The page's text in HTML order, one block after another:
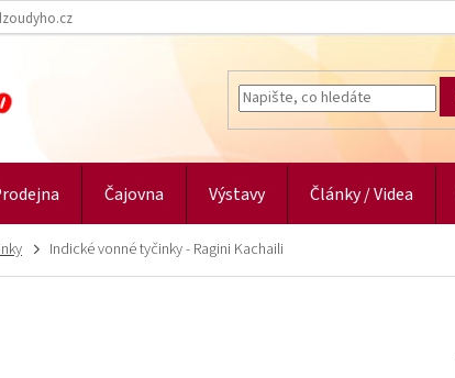
Čajovna Výstavy Články / Videa
Indické vonné tyčinky - Ragini Kachaili